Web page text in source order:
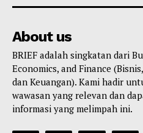
About us
BRIEF adalah singkatan dari
Economics, and Finance
dan Keuangan). Kami hadir
wawasan yang relevan dan
informasi yang melimpah ini.